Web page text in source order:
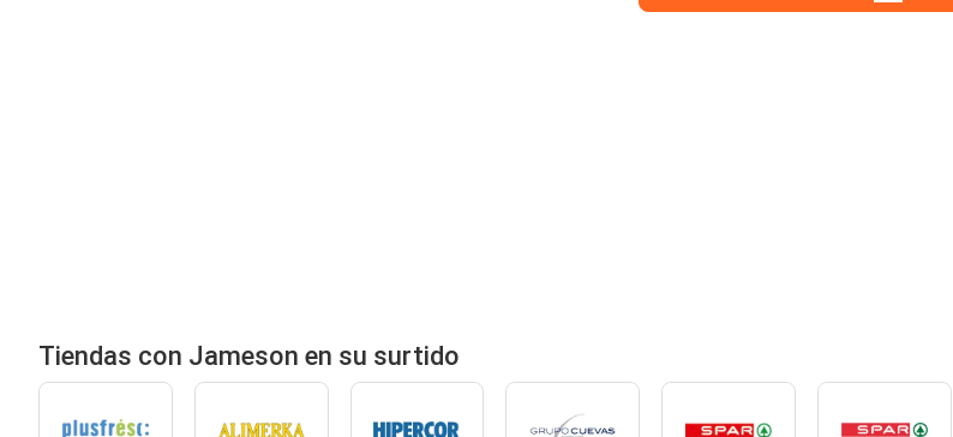
Tiendas con Jameson en su surtido